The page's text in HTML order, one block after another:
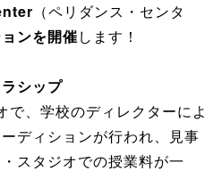
（ペリダンス・センタ
ンを開催します！
シップ
、学校のディレクターによ
ディションが行われ、見事
スタジオでの授業料が一